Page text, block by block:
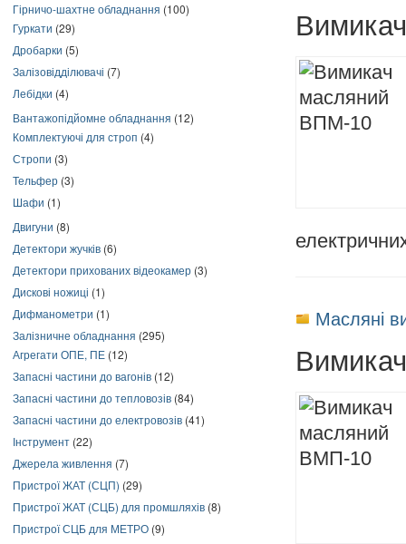
Гірничо-шахтне обладнання (100)
Гуркати (29)
Дробарки (5)
Залізовідділювачі (7)
Лебідки (4)
Вантажопідйомне обладнання (12)
Комплектуючі для строп (4)
Стропи (3)
Тельфер (3)
Шафи (1)
Двигуни (8)
Детектори жучків (6)
Детектори прихованих відеокамер (3)
Дискові ножиці (1)
Дифманометри (1)
Залізничне обладнання (295)
Агрегати ОПЕ, ПЕ (12)
Запасні частини до вагонів (12)
Запасні частини до тепловозів (84)
Запасні частини до електровозів (41)
Інструмент (22)
Джерела живлення (7)
Пристрої ЖАТ (СЦП) (29)
Пристрої ЖАТ (СЦБ) для промшляхів (8)
Пристрої СЦБ для МЕТРО (9)
Масляні